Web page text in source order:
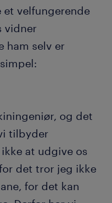
velfungerende
vidner
ham selv er
og det
tilbyder
at udgive os
det tror jeg ikke
for det kan